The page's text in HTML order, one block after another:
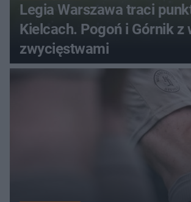
Legia Warszawa traci
Kielcach. Pogoń i Górnik z
zwycięstwami